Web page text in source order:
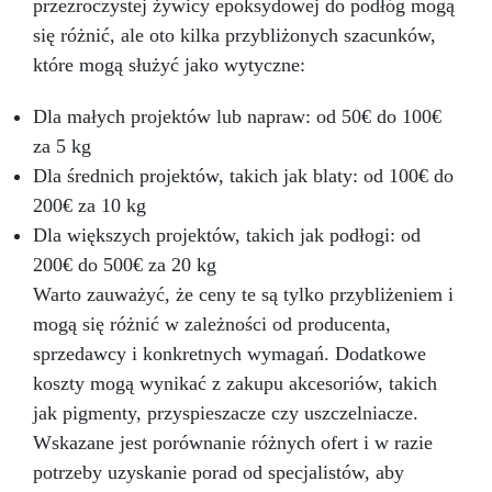
sztuki, podłóg i powłok ochronnych Impregnacji
włókna szklanego i węglowego (naprawy,
powłoki ochronne)
Przekształć swoje
pomysły w rzeczywistość – Rób rzemiosło z
Świat Kreatywności!
Wtapiania – Bezproblemowo łącz ICRYSTAL z
drewnem, tkaniną, szkłem, papierem,
kamieniem i innymi materiałami.
Stosunek Mieszania 2:1 – Pożegnaj się z
najprostszy stosunek mieszania 2:1 według
wagi, co sprawia, że proces twórczy staje się
bezproblemowy.
Masz pytania? Jako
producent oferujemy profesjonalne wsparcie: w
przypadku pytań skontaktuj się z naszym
dedykowanym zespołem wsparcia, aby uzyskać
pomoc i porady. Przezroczysta Żywica
Epoksydowa ICRYSTAL jest idealna do
Twórczości i Rękodzieła: Odlewów żywicznych
od 1 mm do 2 cm grubości (możliwe jest
tworzenie wielu warstw) Odlewów w formach
silikonowych (biżuteria, podstawki, tace)
Odlewania przedmiotów i materiałów (monety,
kamienie, muszle, korki itp.) Meblarstwa i
stolarstwa (stoły drewno-żywiczne itp.) Dzieł
sztuki, podłóg i powłok ochronnych Impregnacji
przezroczystej żywicy epoksydowej do podłóg mogą
się różnić, ale oto kilka przybliżonych szacunków,
które mogą służyć jako wytyczne:
Dla małych projektów lub napraw: od 50€ do 100€
za 5 kg
Dla średnich projektów, takich jak blaty: od 100€ do
200€ za 10 kg
Dla większych projektów, takich jak podłogi: od
200€ do 500€ za 20 kg
Warto zauważyć, że ceny te są tylko przybliżeniem i
mogą się różnić w zależności od producenta,
sprzedawcy i konkretnych wymagań. Dodatkowe
koszty mogą wynikać z zakupu akcesoriów, takich
jak pigmenty, przyspieszacze czy uszczelniacze.
Wskazane jest porównanie różnych ofert i w razie
potrzeby uzyskanie porad od specjalistów, aby